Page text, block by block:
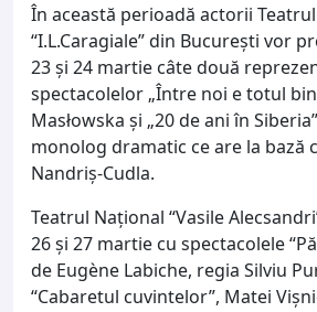
În această perioadă actorii
“I.L.Caragiale” din Bucureşti vor
23 și 24 martie câte două
spectacolelor „Între noi e totul
Masłowska și „20 de ani în
monolog dramatic ce are la bază
Nandriș-Cudla.
Teatrul Național “Vasile
26 și 27 martie cu spectacolele
de Eugène Labiche, regia Silviu
“Cabaretul cuvintelor”, Matei